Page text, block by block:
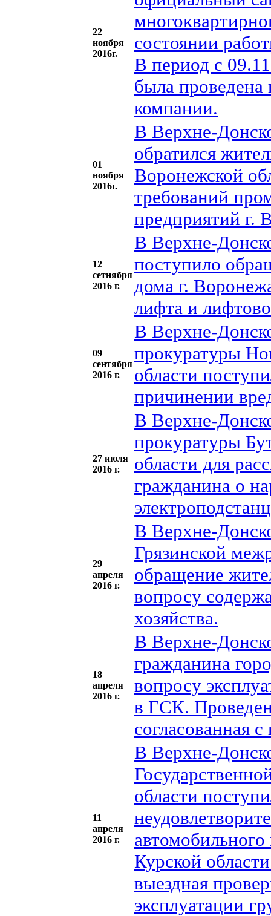
22
ноября
2016г.
состоянии
В период с
была
компании.
01
ноября
2016г.
В Верхне-
обратился
Воронежской
требований
предприятий г.
12
сетнября
2016 г.
В Верхне-
поступило
дома г.
лифта и
09
сентября
2016 г.
В Верхне-
прокуратуры
области
причинении
27 июля
2016 г.
В Верхне-
прокуратуры
области для
гражданина о
29
апреля
2016 г.
В Верхне-
Грязинской
обращение
вопросу
хозяйства.
18
апреля
2016 г.
В Верхне-
гражданина
вопросу
в ГСК.
согласованная
11
апреля
2016 г.
В Верхне-
области
Курской
выездная
эксплуатации